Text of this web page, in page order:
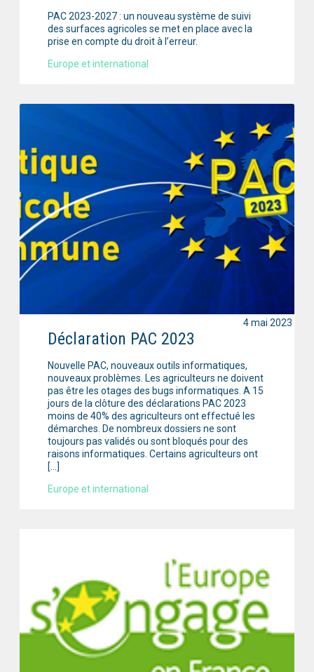
PAC 2023-2027 : un nouveau système de suivi
des surfaces agricoles se met en place avec la
prise en compte du droit à l’erreur.
Europe et international
Déclaration PAC 2023
Nouvelle PAC, nouveaux outils informatiques,
nouveaux problèmes. Les agriculteurs ne doivent
pas être les otages des bugs informatiques. A 15
jours de la clôture des déclarations PAC 2023
moins de 40% des agriculteurs ont effectué les
démarches. De nombreux dossiers ne sont
toujours pas validés ou sont bloqués pour des
raisons informatiques. Certains agriculteurs ont
[…]
Europe et international
4 mai 2023